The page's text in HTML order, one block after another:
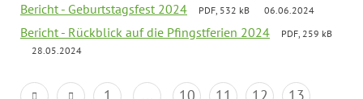
Bericht - Geburtstagsfest 2024 PDF, 532 kB 06.06.2024
Bericht - Rückblick auf die Pfingstferien 2024
PDF, 259 kB
28.05.2024